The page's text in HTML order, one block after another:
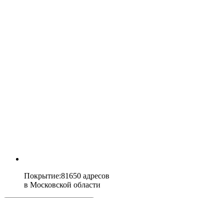
Покрытие:81650 адресов
в Московской области